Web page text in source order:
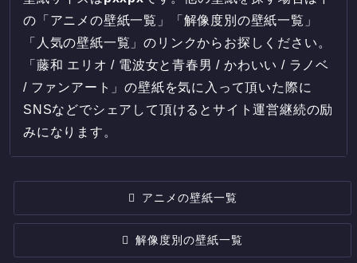
の「アニメの壁紙一覧」「解像度別の壁紙一覧」
「人気の壁紙一覧」のリンクからお探しください。
「藤和 エリオ / 電波女と青春男 / かわいい / ラノベ
/ ファンアート」の壁紙を気に入って頂いた際に
SNSなどでシェアして頂けるとサイト運営継続の励
みになります。
アニメの壁紙一覧
解像度別の壁紙一覧